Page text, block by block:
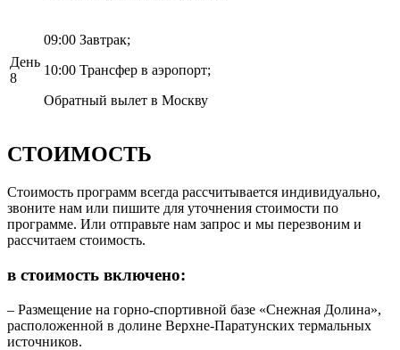
День
8
09:00 Завтрак;
10:00 Трансфер в аэропорт;
Обратный вылет в Москву
СТОИМОСТЬ
Стоимость программ всегда рассчитывается индивидуально,
звоните нам или пишите для уточнения стоимости по
программе. Или отправьте нам запрос и мы перезвоним и
рассчитаем стоимость.
в стоимость включено:
– Размещение на горно-спортивной базе «Снежная Долина»,
расположенной в долине Верхне-Паратунских термальных
источников.